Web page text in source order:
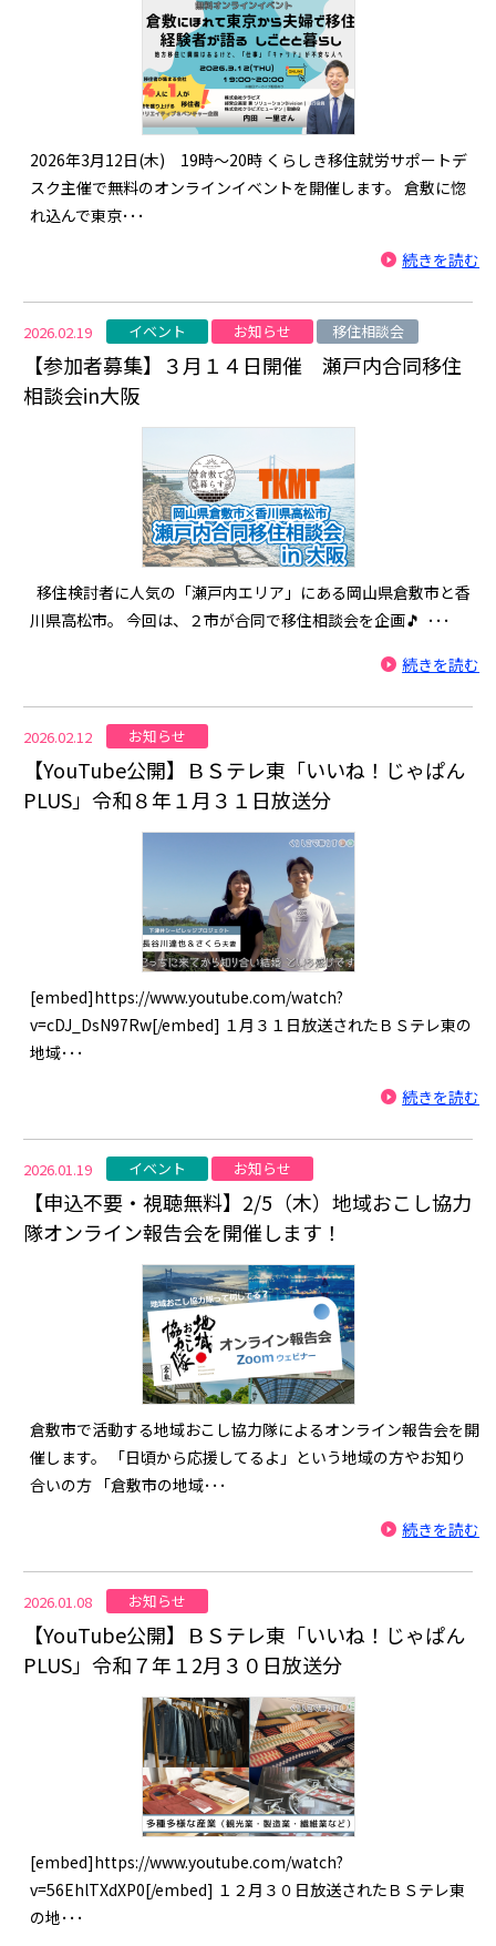
2026年3月12日(木) 19時～20時 くらしき移住就労サポートデ
スク主催で無料のオンラインイベントを開催します。 倉敷に惚
れ込んで東京･･･
続きを読む
2026.02.19 イベント お知らせ 移住相談会
【参加者募集】３月１４日開催 瀬戸内合同移住
相談会in大阪
移住検討者に人気の「瀬戸内エリア」にある岡山県倉敷市と香
川県高松市。 今回は、２市が合同で移住相談会を企画🎵 ･･･
続きを読む
2026.02.12 お知らせ
【YouTube公開】ＢＳテレ東「いいね！じゃぱん
PLUS」令和８年１月３１日放送分
[embed]https://www.youtube.com/watch?
v=cDJ_DsN97Rw[/embed] １月３１日放送されたＢＳテレ東の
地域･･･
続きを読む
2026.01.19 イベント お知らせ
【申込不要・視聴無料】2/5（木）地域おこし協力
隊オンライン報告会を開催します！
倉敷市で活動する地域おこし協力隊によるオンライン報告会を開
催します。 「日頃から応援してるよ」という地域の方やお知り
合いの方 「倉敷市の地域･･･
続きを読む
2026.01.08 お知らせ
【YouTube公開】ＢＳテレ東「いいね！じゃぱん
PLUS」令和７年１2月３０日放送分
[embed]https://www.youtube.com/watch?
v=56EhlTXdXP0[/embed] １２月３０日放送されたＢＳテレ東
の地･･･